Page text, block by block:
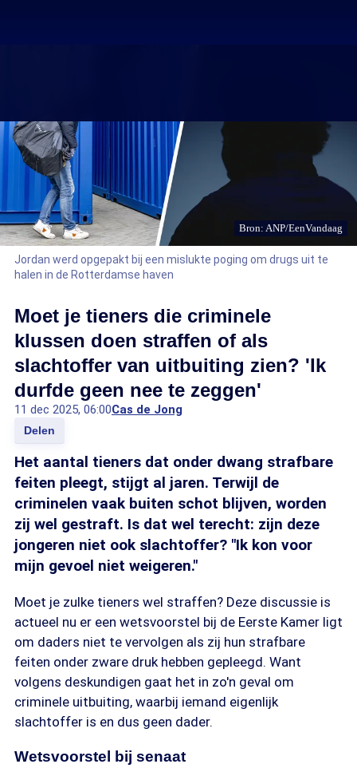
Bron: ANP/EenVandaag
Jordan werd opgepakt bij een mislukte poging om drugs uit te
halen in de Rotterdamse haven
Moet je tieners die criminele
klussen doen straffen of als
slachtoffer van uitbuiting zien? 'Ik
durfde geen nee te zeggen'
11 dec 2025, 06:00Cas de Jong
Delen
Het aantal tieners dat onder dwang strafbare
feiten pleegt, stijgt al jaren. Terwijl de
criminelen vaak buiten schot blijven, worden
zij wel gestraft. Is dat wel terecht: zijn deze
jongeren niet ook slachtoffer? "Ik kon voor
mijn gevoel niet weigeren."
Moet je zulke tieners wel straffen? Deze discussie is
actueel nu er een wetsvoorstel bij de Eerste Kamer ligt
om daders niet te vervolgen als zij hun strafbare
feiten onder zware druk hebben gepleegd. Want
volgens deskundigen gaat het in zo'n geval om
criminele uitbuiting, waarbij iemand eigenlijk
slachtoffer is en dus geen dader.
Wetsvoorstel bij senaat